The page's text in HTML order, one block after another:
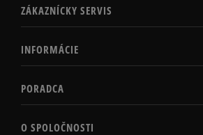
ZÁKAZNÍCKY SERVIS
INFORMÁCIE
PORADCA
O SPOLOČNOSTI